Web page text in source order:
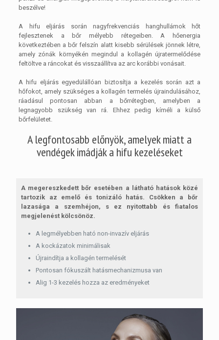
beszélve!
A hifu eljárás során nagyfrekvenciás hanghullámok hőt
fejlesztenek a bőr mélyebb rétegeiben. A hőenergia
következtében a bőr felszín alatt kisebb sérülések jönnek létre,
amely zónák környékén megindul a kollagén újratermelődése
feltöltve a ráncokat és visszaállítva az arc korábbi vonásait.
A hifu eljárás egyedülállóan biztosítja a kezelés során azt a
hőfokot, amely szükséges a kollagén termelés újraindulásához,
ráadásul pontosan abban a bőrrétegben, amelyben a
legnagyobb szükség van rá. Ehhez pedig kíméli a külső
bőrfelületet.
A legfontosabb előnyök, amelyek miatt a
vendégek imádják a hifu kezeléseket
A megereszkedett bőr esetében a látható hatások közé
tartozik az emelő és tonizáló hatás. Csökken a bőr
lazasága a szemhéjon, s ez nyitottabb és fiatalos
megjelenést kölcsönöz.
A legmélyebben ható non-invazív eljárás
A kockázatok minimálisak
Újraindítja a kollagén termelését
Pontosan fókuszált hatásmechanizmusa van
Alig 1-3 kezelés hozza az eredményeket